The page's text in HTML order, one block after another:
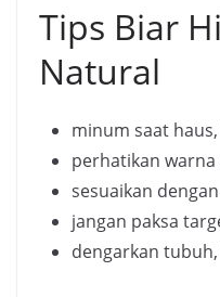
Tips Biar
Natural
minum saat
perhatikan
sesuaikan
jangan paksa
dengarkan